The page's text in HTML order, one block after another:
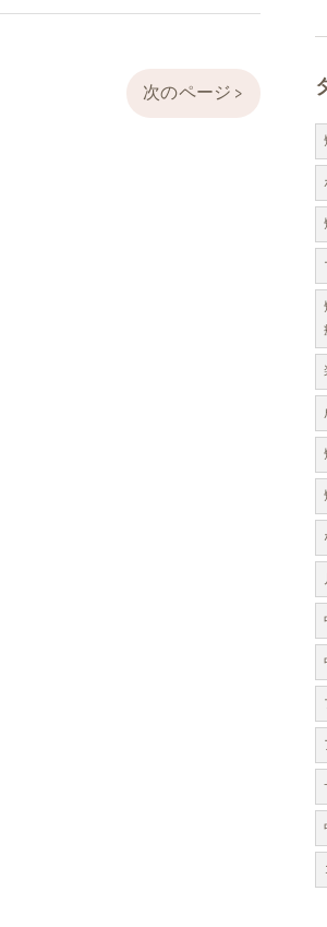
次のページ >